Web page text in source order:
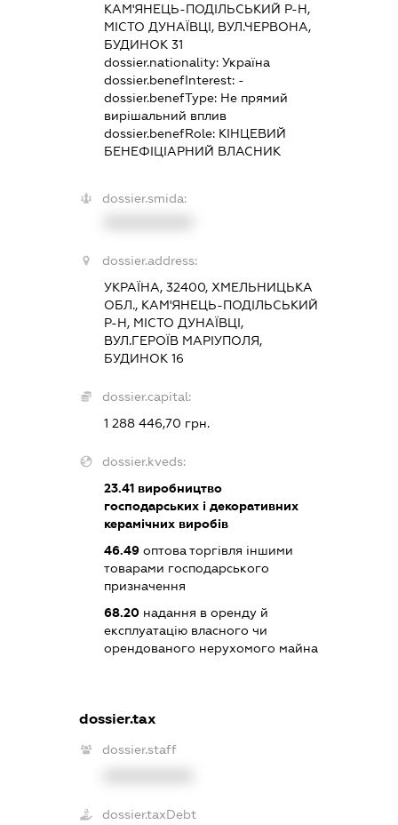
КАМ'ЯНЕЦЬ-ПОДІЛЬСЬКИЙ Р-Н,
МІСТО ДУНАЇВЦІ, ВУЛ.ЧЕРВОНА,
БУДИНОК 31
dossier.nationality: Україна
dossier.benefInterest: -
dossier.benefType: Не прямий
вирішальний вплив
dossier.benefRole: КІНЦЕВИЙ
БЕНЕФІЦІАРНИЙ ВЛАСНИК
dossier.smida:
dossier.address:
УКРАЇНА, 32400, ХМЕЛЬНИЦЬКА
ОБЛ., КАМ'ЯНЕЦЬ-ПОДІЛЬСЬКИЙ
Р-Н, МІСТО ДУНАЇВЦІ,
ВУЛ.ГЕРОЇВ МАРІУПОЛЯ,
БУДИНОК 16
dossier.capital:
1 288 446,70 грн.
dossier.kveds:
23.41виробництво
господарських і декоративних
керамічних виробів
46.49оптова торгівля іншими
товарами господарського
призначення
68.20надання в оренду й
експлуатацію власного чи
орендованого нерухомого майна
dossier.tax
dossier.staff
dossier.taxDebt